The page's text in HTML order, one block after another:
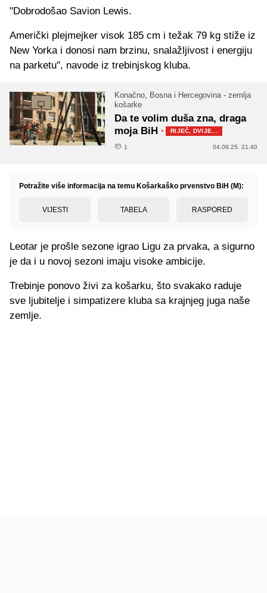
"Dobrodošao Savion Lewis.
Američki plejmejker visok 185 cm i težak 79 kg stiže iz
New Yorka i donosi nam brzinu, snalažljivost i energiju
na parketu", navode iz trebinjskog kluba.
Konačno, Bosna i Hercegovina - zemlja
košarke
Da te volim duša zna, draga
moja BiH · RIJEČ, DVIJE...
1 04.09.25. 21:40
Potražite više informacija na temu Košarkaško prvenstvo BiH (M):
VIJESTI TABELA RASPORED
Leotar je prošle sezone igrao Ligu za prvaka, a sigurno
je da i u novoj sezoni imaju visoke ambicije.
Trebinje ponovo živi za košarku, što svakako raduje
sve ljubitelje i simpatizere kluba sa krajnjeg juga naše
zemlje.